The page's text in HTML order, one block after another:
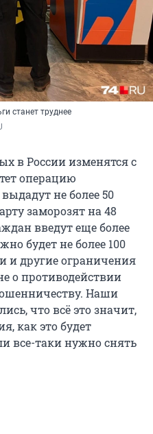
станет труднее
в России изменятся с
операцию
не более 50
заморозят на 48
введут еще более
будет не более 100
и другие ограничения
о противодействии
Наши
что всё это значит,
как это будет
все-таки нужно снять